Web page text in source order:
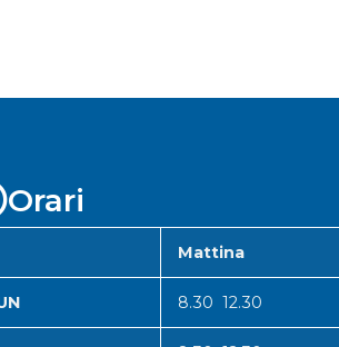
Orari
Mattina
8.30 12.30